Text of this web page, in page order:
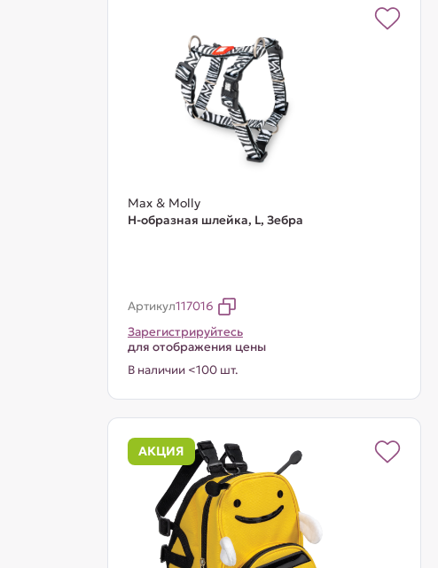
Max & Molly
Н-образная шлейка, L, Зебра
Артикул117016
Зарегистрируйтесь
для отображения цены
В наличии <100 шт.
АКЦИЯ